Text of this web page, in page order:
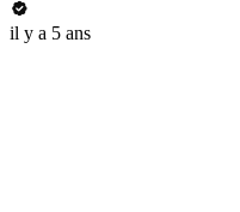
il y a 5 ans